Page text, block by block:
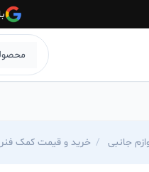
جانبی خرید و قیمت کمک فنر عقب ام